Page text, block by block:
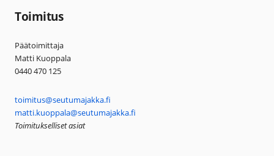
Toimitus
Päätoimittaja
Matti Kuoppala
0440 470 125
toimitus@seutumajakka.fi
matti.kuoppala@seutumajakka.fi
Toimitukselliset asiat